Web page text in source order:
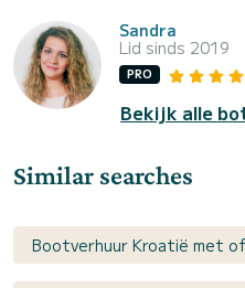
Sandra
Lid sinds 2019
PRO
Bekijk alle
Similar searches
Bootverhuur Kroatië met